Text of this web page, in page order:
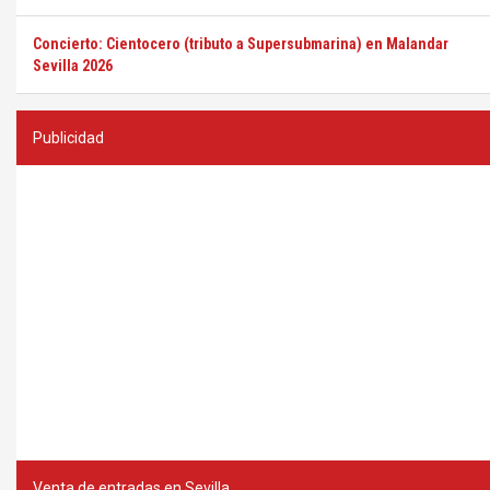
Concierto: Cientocero (tributo a Supersubmarina) en Malandar
Sevilla 2026
Publicidad